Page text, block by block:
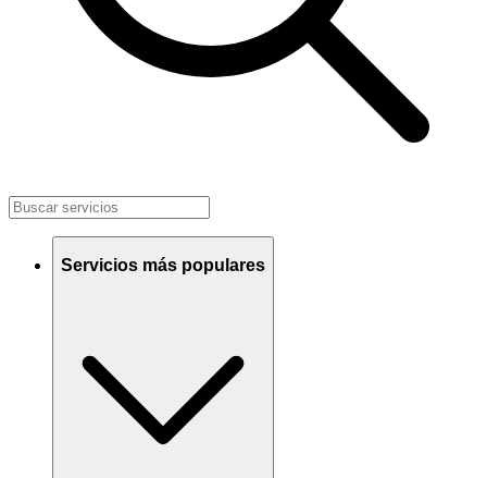
Servicios más populares